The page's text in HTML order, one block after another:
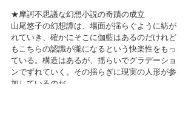
★摩訶不思議な幻想小説の奇蹟の成立
山尾悠子の幻想譚は、場面が揺らぐように紡が
れていき、確かにそこに伽藍はあるのだけれど
もこちらの認識が朧になるという快楽性をもっ
ている。構造はあるが、揺らいでグラデーショ
ンでずれていく。その揺らぎに現実の人形が参
加しているのだ。